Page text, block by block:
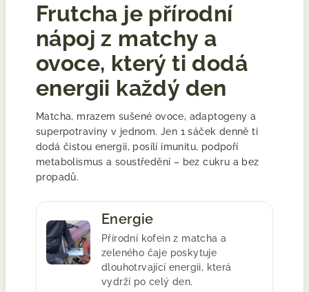
Frutcha je přírodní
nápoj z matchy a
ovoce, který ti dodá
energii každý den
Matcha, mrazem sušené ovoce, adaptogeny a
superpotraviny v jednom. Jen 1 sáček denně ti
dodá čistou energii, posílí imunitu, podpoří
metabolismus a soustředění – bez cukru a bez
propadů.
Energie
Přírodní kofein z matcha a
zeleného čaje poskytuje
dlouhotrvající energii, která
vydrží po celý den.